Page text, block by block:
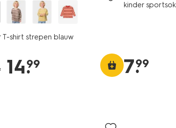
T-shirt strepen blauw
14.
99
kinder
7.
99